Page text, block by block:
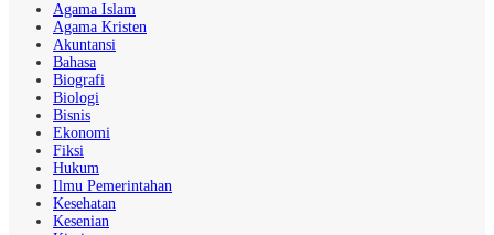
Agama Islam
Agama Kristen
Akuntansi
Bahasa
Biografi
Biologi
Bisnis
Ekonomi
Fiksi
Hukum
Ilmu Pemerintahan
Kesehatan
Kesenian